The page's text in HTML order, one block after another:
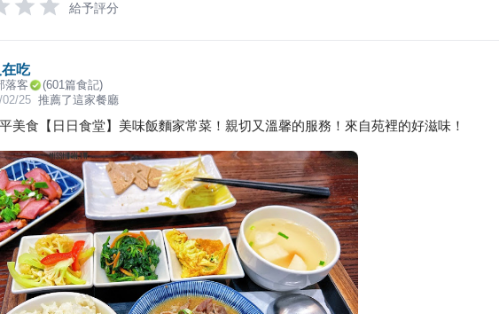
給予評分
吃
落客 (601篇食記)
02/25 推薦了這家餐廳
美食【日日食堂】美味飯麵家常菜！親切又溫馨的服務！來自苑裡的好滋味！